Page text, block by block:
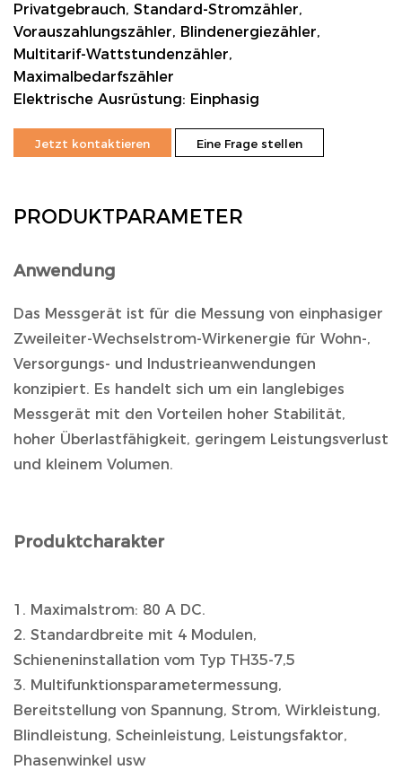
Privatgebrauch, Standard-Stromzähler,
Vorauszahlungszähler, Blindenergiezähler,
Multitarif-Wattstundenzähler,
Maximalbedarfszähler
Elektrische Ausrüstung: Einphasig
Jetzt kontaktieren Eine Frage stellen
PRODUKTPARAMETER
Anwendung
Das Messgerät ist für die Messung von einphasiger
Zweileiter-Wechselstrom-Wirkenergie für Wohn-,
Versorgungs- und Industrieanwendungen
konzipiert. Es handelt sich um ein langlebiges
Messgerät mit den Vorteilen hoher Stabilität,
hoher Überlastfähigkeit, geringem Leistungsverlust
und kleinem Volumen.
Produktcharakter
1. Maximalstrom: 80 A DC.
2. Standardbreite mit 4 Modulen,
Schieneninstallation vom Typ TH35-7,5
3. Multifunktionsparametermessung,
Bereitstellung von Spannung, Strom, Wirkleistung,
Blindleistung, Scheinleistung, Leistungsfaktor,
Phasenwinkel usw